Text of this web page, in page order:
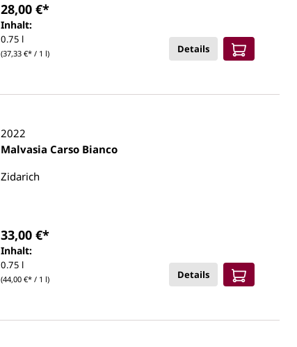
Inhalt:
0.75 l
(37,33 €* / 1 l)
28,00 €*
Details
2022
Malvasia Carso Bianco
Zidarich
Inhalt:
0.75 l
(44,00 €* / 1 l)
33,00 €*
Details